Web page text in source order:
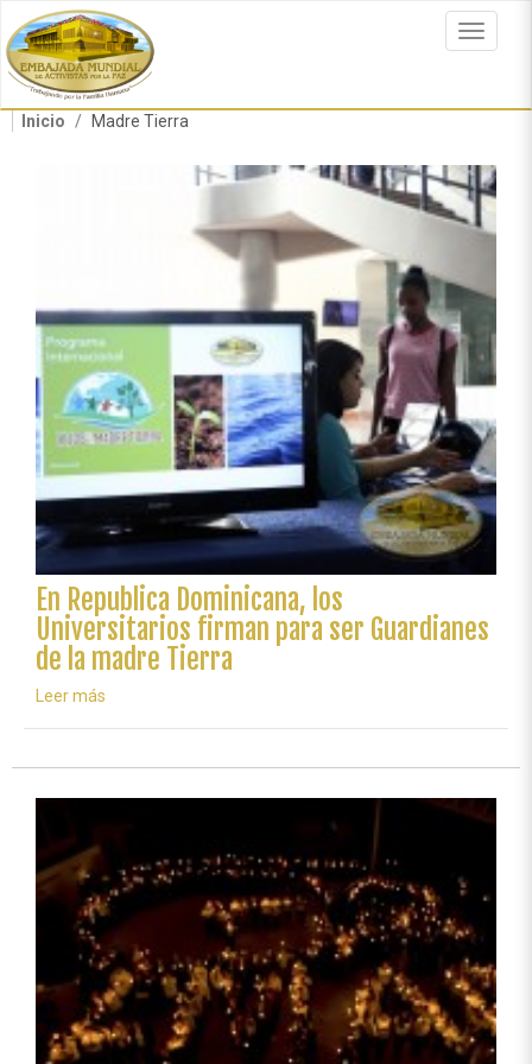
al
contenido
principal
Toggle
Inicio Madre Tierra
En Republica Dominicana, los
Universitarios firman para ser Guardianes
de la madre Tierra
Leer más
Universitarios
ser
Guardianes
de
la
madre
Tierra